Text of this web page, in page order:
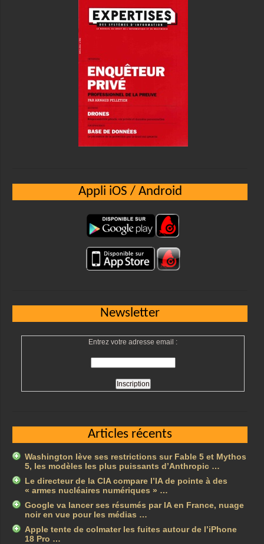
Appli iOS / Android
Newsletter
Entrez votre adresse email :
Articles récents
Washington lève ses restrictions sur Fable 5 et Mythos
5, les modèles les plus puissants d’Anthropic …
Le directeur de la CIA compare l’IA de pointe à des
« armes nucléaires numériques » …
Google va lancer ses résumés par IA en France, nuage
noir en vue pour les médias …
Apple tente de colmater les fuites autour de l’iPhone
18 Pro …